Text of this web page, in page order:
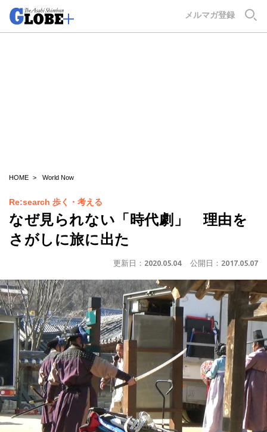
メルマガ登録
HOME World Now
Re:search 歩く・考える
なぜ見られない「時代劇」 理由を
さがしに旅に出た
更新日： 2020.05.04 公開日： 2017.05.07